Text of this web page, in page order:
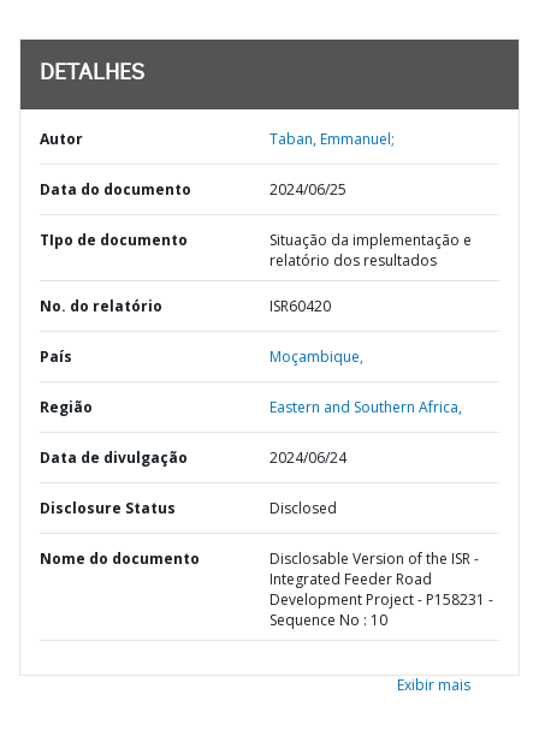
DETALHES
Autor Taban, Emmanuel;
Data do documento 2024/06/25
TIpo de documento
Situação da implementação e
relatório dos resultados
No. do relatório ISR60420
País Moçambique,
Região Eastern and Southern Africa,
Data de divulgação 2024/06/24
Disclosure Status Disclosed
Nome do documento
Disclosable Version of the ISR -
Integrated Feeder Road
Development Project - P158231 -
Sequence No : 10
Exibir mais